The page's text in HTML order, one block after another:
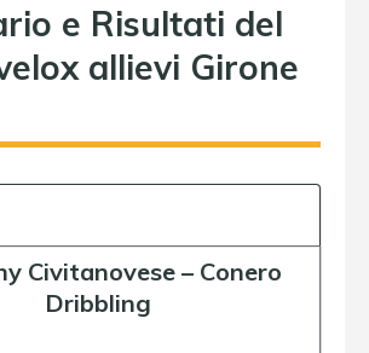
e Risultati del
allievi Girone
Civitanovese – Conero
Dribbling